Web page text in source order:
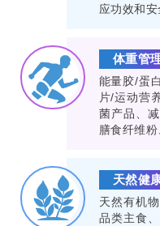
应功效和安
体重管
能量胶/蛋
片/运动营
菌产品、
膳食纤维粉
天然健
天然有机
品类主食